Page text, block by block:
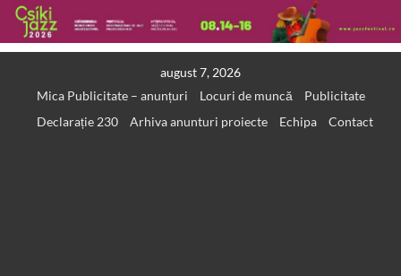
august 7, 2026
Mica Publicitate – anunțuri
Locuri de muncă
Publicitate
Declarație 230
Arhiva anunturi proiecte Echipa Contact